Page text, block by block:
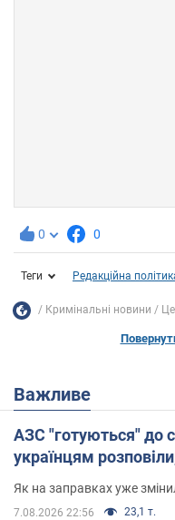
0 0
Теги Редакційна
Кримінальні новини
Важливе
АЗС "готуються" до
українцям
Як на заправках уже
7.08.2026 22:56 23,1 т.